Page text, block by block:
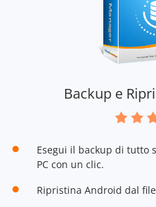
Backup e
Esegui il backup di tutto
PC con un clic.
Ripristina Android dal